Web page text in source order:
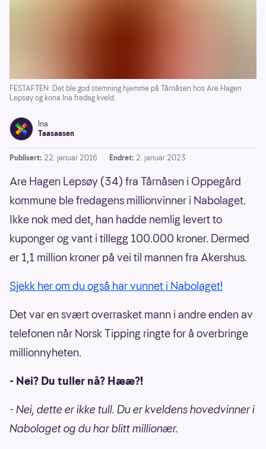
FESTAFTEN: Det ble god stemning hjemme på Tårnåsen hos Are Hagen
Lepsøy og kona Ina fredag kveld.
Ina
Taasaasen
Publisert: 22. januar 2016 Endret: 2. januar 2023
Are Hagen Lepsøy (34) fra Tårnåsen i Oppegård
kommune ble fredagens millionvinner i Nabolaget.
Ikke nok med det, han hadde nemlig levert to
kuponger og vant i tillegg 100.000 kroner. Dermed
er 1,1 million kroner på vei til mannen fra Akershus.
Sjekk her om du også har vunnet i Nabolaget!
Det var en svært overrasket mann i andre enden av
telefonen når Norsk Tipping ringte for å overbringe
millionnyheten.
- Nei? Du tuller nå? Hææ?!
- Nei, dette er ikke tull. Du er kveldens hovedvinner i
Nabolaget og du har blitt millionær.